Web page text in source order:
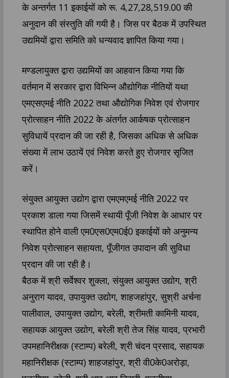
के अन्तर्गत 11 इकाईयों को रू. 4,27,28,519.00 की
अनुदान की संस्तुति की गयी है। जिस पर बैठक में उपस्थित
उद्यमियों द्वारा समिति को धन्यवाद ज्ञापित किया गया।
मण्डलायुक्त द्वारा उद्यमियों का आहवान किया गया कि
वर्तमान में सरकार द्वारा विभिन्न औद्योगिक नीतियों यथा
एमएसएमई नीति 2022 तथा औद्योगिक निवेश एवं रोजगार
प्रोत्साहन नीति 2022 के अंतर्गत आर्कषक प्रोत्साहन
सुविधायें प्रदान की जा रही है, जिसका अधिक से अधिक
संख्या में लाभ उठायें एवं निवेश करते हुए रोजगार सृजित
करें।
संयुक्त आयुक्त उद्योग द्वारा एमएमएमई नीति 2022 पर
प्रकाश डाला गया जिसमें स्थायी पूँजी निवेश के आधार पर
स्थापित होने वाली एम0एस0एम0ई0 इकाईयों को अनुमन्य
निवेश प्रोत्साहन सहायता, पूँजीगत उपादान की सुविधा
प्रदान की जा रही है।
बैठक में श्री सर्वेश्वर शुक्ला, संयुक्त आयुक्त उद्योग, श्री
अनुराग यादव, उपायुक्त उद्योग, शाहजहांपुर, सुश्री अर्चना
पालीवाल, उपायुक्त उद्योग, बरेली, श्रीमती कामिनी यादव,
सहायक आयुक्त उद्योग, बरेली श्री तेज सिंह यादव, प्रभारी
उपमहानिरीक्षक (स्टाम्प) बरेली, श्री चंदन प्रसाद, सहायक
महानिरीक्षक (स्टाम्प) शाहजहांपुर, श्री वी0के0अरोड़ा,